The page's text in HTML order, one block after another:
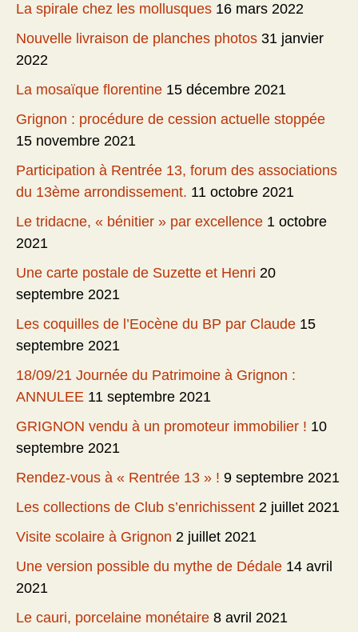
La spirale chez les mollusques 16 mars 2022
Nouvelle livraison de planches photos 31 janvier
2022
La mosaïque florentine 15 décembre 2021
Grignon : procédure de cession actuelle stoppée
15 novembre 2021
Participation à Rentrée 13, forum des associations
du 13ème arrondissement. 11 octobre 2021
Le tridacne, « bénitier » par excellence 1 octobre
2021
Une carte postale de Suzette et Henri 20
septembre 2021
Les coquilles de l’Eocène du BP par Claude 15
septembre 2021
18/09/21 Journée du Patrimoine à Grignon :
ANNULEE 11 septembre 2021
GRIGNON vendu à un promoteur immobilier ! 10
septembre 2021
Rendez-vous à « Rentrée 13 » ! 9 septembre 2021
Les collections de Club s’enrichissent 2 juillet 2021
Visite scolaire à Grignon 2 juillet 2021
Une version possible du mythe de Dédale 14 avril
2021
Le cauri, porcelaine monétaire 8 avril 2021